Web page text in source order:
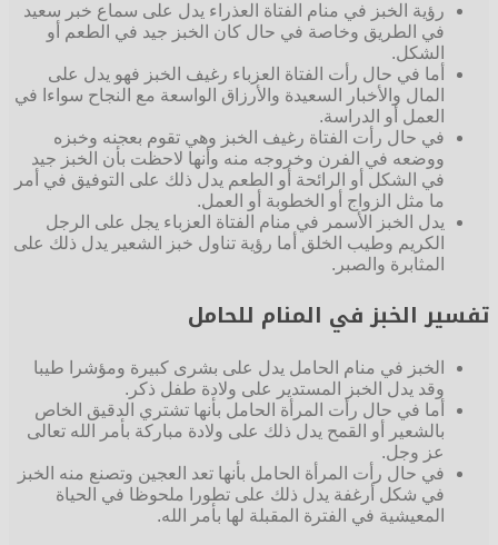
رؤية الخبز في منام الفتاة العذراء يدل على سماع خبر سعيد
في الطريق وخاصة في حال كان الخبز جيد في الطعم أو
الشكل.
أما في حال رأت الفتاة العزباء رغيف الخبز فهو يدل على
المال والأخبار السعيدة والأرزاق الواسعة مع النجاح سواءا في
العمل أو الدراسة.
في حال رأت الفتاة رغيف الخبز وهي تقوم بعجنه وخبزه
ووضعه في الفرن وخروجه منه وأنها لاحظت بأن الخبز جيد
في الشكل أو الرائحة أو الطعم يدل ذلك على التوفيق في أمر
ما مثل الزواج أو الخطوبة أو العمل.
يدل الخبز الأسمر في منام الفتاة العزباء يجل على الرجل
الكريم وطيب الخلق أما رؤية تناول خبز الشعير يدل ذلك على
المثابرة والصبر.
تفسير الخبز في المنام للحامل
الخبز في منام الحامل يدل على بشرى كبيرة ومؤشرا طيبا
وقد يدل الخبز المستدير على ولادة طفل ذكر.
أما في حال رأت المرأة الحامل بأنها تشتري الدقيق الخاص
بالشعير أو القمح يدل ذلك على ولادة مباركة بأمر الله تعالى
عز وجل.
في حال رأت المرأة الحامل بأنها تعد العجين وتصنع منه الخبز
في شكل أرغفة يدل ذلك على تطورا ملحوظا في الحياة
المعيشية في الفترة المقبلة لها بأمر الله.